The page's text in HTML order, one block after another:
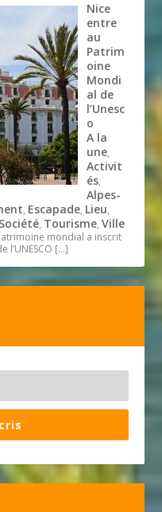
Nice
entre
au
Patrim
oine
Mondi
al de
l’Unesc
o
A la
une,
Activit
és,
Alpes-
, Escapade, Lieu,
Société, Tourisme,Ville
mondial a inscrit
[…]